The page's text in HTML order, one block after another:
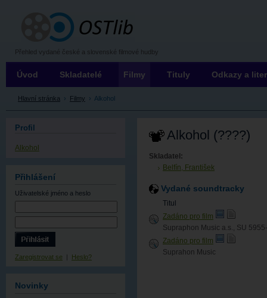
Přehled vydané české a slovenské filmové hudby
Alkohol (????)
Skladatel:
Belfín, František
Vydané soundtracky
Titul
Zadáno pro film
Supraphon Music a.s., SU
Zadáno pro film
Suprahon Music
Hlavní stránka › Filmy › Alkohol
Úvod Skladatelé Filmy Tituly Odkazy a
Profil
Alkohol
Přihlášení
Uživatelské jméno a heslo
Zaregistrovat se | Heslo?
Novinky